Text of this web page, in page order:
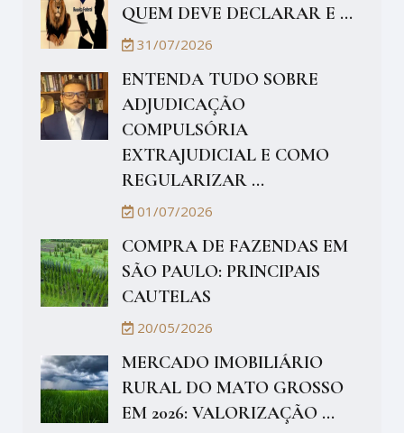
QUEM DEVE DECLARAR E ...
31/07/2026
ENTENDA TUDO SOBRE
ADJUDICAÇÃO
COMPULSÓRIA
EXTRAJUDICIAL E COMO
REGULARIZAR ...
01/07/2026
COMPRA DE FAZENDAS EM
SÃO PAULO: PRINCIPAIS
CAUTELAS
20/05/2026
MERCADO IMOBILIÁRIO
RURAL DO MATO GROSSO
EM 2026: VALORIZAÇÃO ...